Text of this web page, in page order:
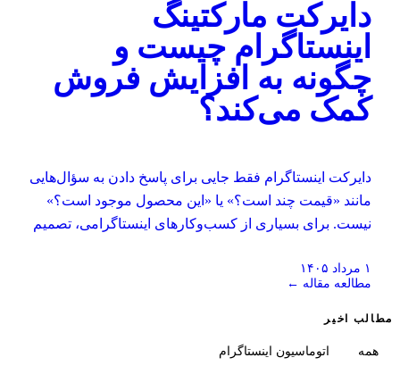
دایرکت مارکتینگ
اینستاگرام چیست و
چگونه به افزایش فروش
کمک می‌کند؟
دایرکت اینستاگرام فقط جایی برای پاسخ دادن به سؤال‌هایی
مانند «قیمت چند است؟» یا «این محصول موجود است؟»
نیست. برای بسیاری از کسب‌وکارهای اینستاگرامی، تصمیم
جایی که کاربر درباره نیاز خود توضیح می‌دهد، محصول یا
خدمت مناسب را پیدا می‌کند، تردیدهایش برطرف می‌شود و
برای خرید، رزرو یا دریافت مشاوره آماده می‌شود.
۱ مرداد ۱۴۰۵
مطالعه مقاله ←
مطالب اخیر
همه اتوماسیون اینستاگرام